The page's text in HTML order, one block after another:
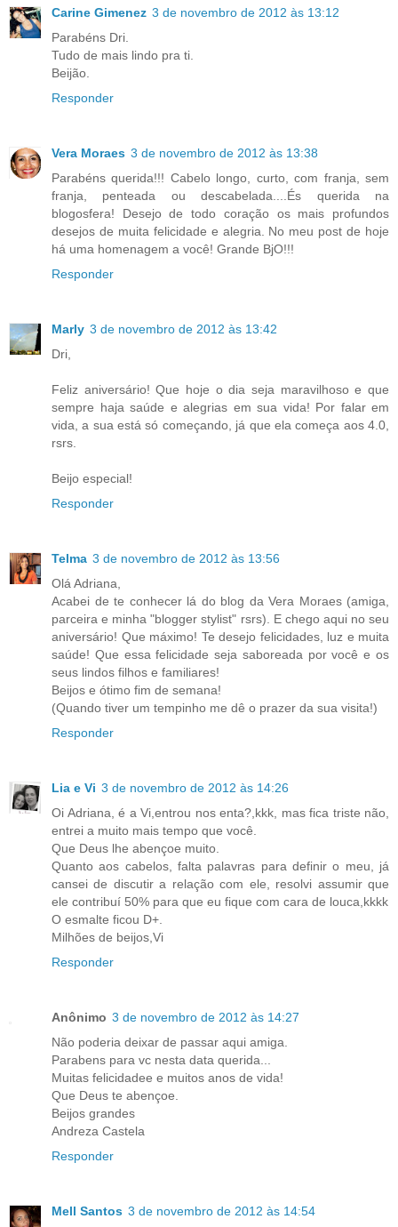
Carine Gimenez 3 de novembro de 2012 às 13:12
Parabéns Dri.
Tudo de mais lindo pra ti.
Beijão.
Responder
Vera Moraes 3 de novembro de 2012 às 13:38
Parabéns querida!!! Cabelo longo, curto, com franja, sem
franja, penteada ou descabelada....És querida na
blogosfera! Desejo de todo coração os mais profundos
desejos de muita felicidade e alegria. No meu post de hoje
há uma homenagem a você! Grande BjO!!!
Responder
Marly 3 de novembro de 2012 às 13:42
Dri,
Feliz aniversário! Que hoje o dia seja maravilhoso e que
sempre haja saúde e alegrias em sua vida! Por falar em
vida, a sua está só começando, já que ela começa aos 4.0,
rsrs.
Beijo especial!
Responder
Telma 3 de novembro de 2012 às 13:56
Olá Adriana,
Acabei de te conhecer lá do blog da Vera Moraes (amiga,
parceira e minha "blogger stylist" rsrs). E chego aqui no seu
aniversário! Que máximo! Te desejo felicidades, luz e muita
saúde! Que essa felicidade seja saboreada por você e os
seus lindos filhos e familiares!
Beijos e ótimo fim de semana!
(Quando tiver um tempinho me dê o prazer da sua visita!)
Responder
Lia e Vi 3 de novembro de 2012 às 14:26
Oi Adriana, é a Vi,entrou nos enta?,kkk, mas fica triste não,
entrei a muito mais tempo que você.
Que Deus lhe abençoe muito.
Quanto aos cabelos, falta palavras para definir o meu, já
cansei de discutir a relação com ele, resolvi assumir que
ele contribuí 50% para que eu fique com cara de louca,kkkk
O esmalte ficou D+.
Milhões de beijos,Vi
Responder
Anônimo 3 de novembro de 2012 às 14:27
Não poderia deixar de passar aqui amiga.
Parabens para vc nesta data querida...
Muitas felicidadee e muitos anos de vida!
Que Deus te abençoe.
Beijos grandes
Andreza Castela
Responder
Mell Santos 3 de novembro de 2012 às 14:54